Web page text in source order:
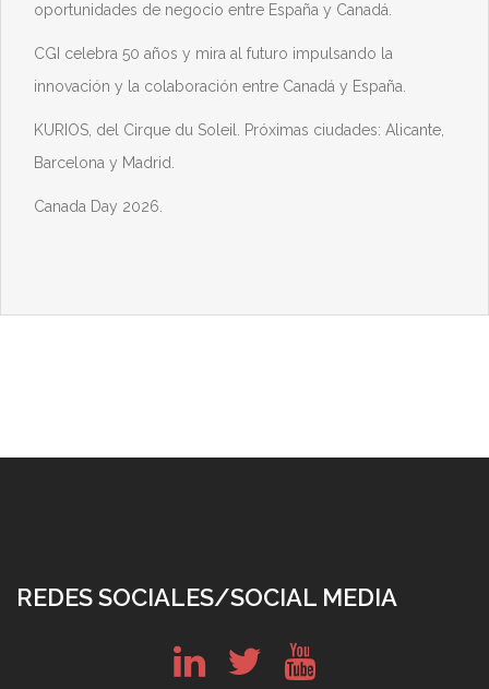
oportunidades de negocio entre España y Canadá.
CGI celebra 50 años y mira al futuro impulsando la
innovación y la colaboración entre Canadá y España.
KURIOS, del Cirque du Soleil. Próximas ciudades: Alicante,
Barcelona y Madrid.
Canada Day 2026.
REDES SOCIALES/SOCIAL MEDIA